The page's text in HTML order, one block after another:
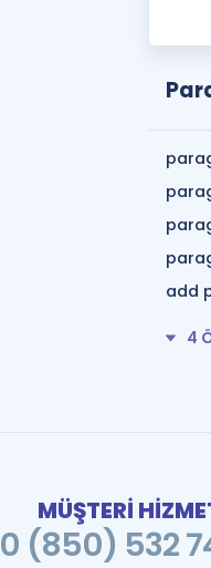
add
4
MÜŞTERİ
0 (850) 532